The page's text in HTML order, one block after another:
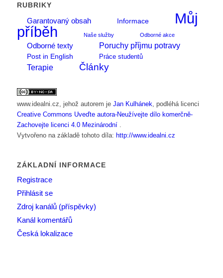
RUBRIKY
Garantovaný obsah
Informace
Můj
příběh
Naše služby Odborné akce
Odborné texty Poruchy příjmu potravy
Post in English Práce studentů
Terapie Články
www.idealni.cz , jehož autorem je Jan Kulhánek , podléhá licenci
Creative Commons Uveďte autora-Neužívejte dílo komerčně-
Zachovejte licenci 4.0 Mezinárodní
Vytvořeno na základě tohoto díla: http://www.idealni.cz
ZÁKLADNÍ INFORMACE
Registrace
Přihlásit se
Zdroj kanálů (příspěvky)
Kanál komentářů
Česká lokalizace